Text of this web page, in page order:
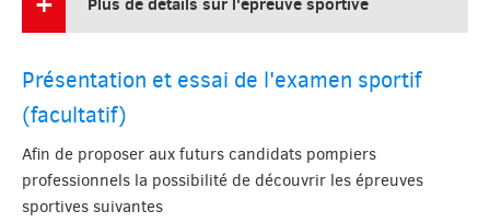
Présentation et essai de l'examen sportif
(facultatif)
Afin de proposer aux futurs candidats pompiers
professionnels la possibilité de découvrir les épreuves
sportives suivantes